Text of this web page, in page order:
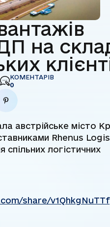
на
КОМЕНТАРІВ
0
австрійське місто
Rhenus
спільних логістичних
share/